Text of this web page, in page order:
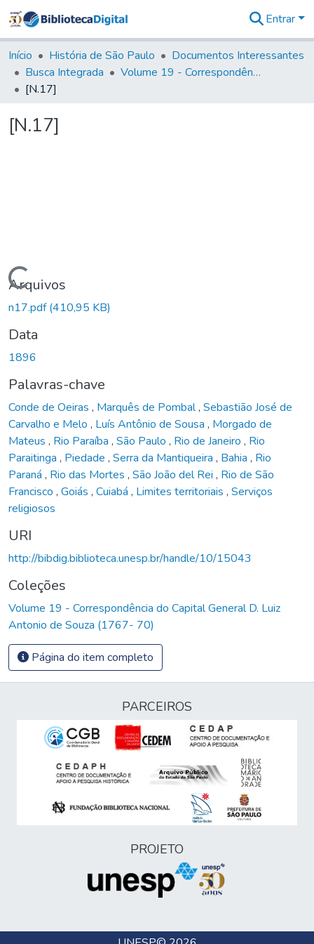
&
Coleções
Tudo na
Entrar
Início História de São Paulo
Documentos Interessantes
Busca Integrada
Volume 19 - Correspondência do Capital General D. Luiz Antonio de Souza (1767- 70)
[N.17]
[N.17]
Carregando...
Arquivos
n17.pdf(410,95 KB)
Data
1896
Palavras-chave
Conde de Oeiras , Marquês de Pombal, Sebastião José de
Carvalho e Melo , Luís Antônio de Sousa , Morgado de
Mateus , Rio Paraíba , São Paulo , Rio de Janeiro , Rio
Paraitinga , Piedade , Serra da Mantiqueira , Bahia , Rio
Paraná , Rio das Mortes , São João del Rei , Rio de São
Francisco , Goiás , Cuiabá , Limites territoriais , Serviços
religiosos
URI
http://bibdig.biblioteca.unesp.br/handle/10/15043
Coleções
Volume 19 - Correspondência do Capital General D. Luiz
Antonio de Souza (1767- 70)
Página do item completo
PARCEIROS
PROJETO